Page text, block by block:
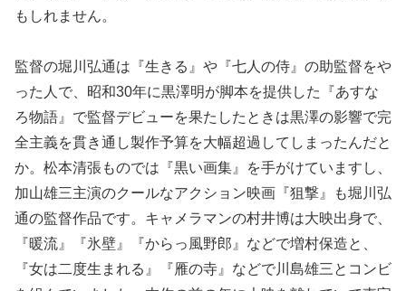
もしれません。
監督の堀川弘通は『生きる』や『七人の侍』の助監督をや
った人で、昭和30年に黒澤明が脚本を提供した『あすな
ろ物語』で監督デビューを果たしたときは黒澤の影響で完
全主義を貫き通し製作予算を大幅超過してしまったんだと
か。松本清張ものでは『黒い画集』を手がけていますし、
加山雄三主演のクールなアクション映画『狙撃』も堀川弘
通の監督作品です。キャメラマンの村井博は大映出身で、
『暖流』『氷壁』『からっ風野郎』などで増村保造と、
『女は二度生まれる』『雁の寺』などで川島雄三とコンビ